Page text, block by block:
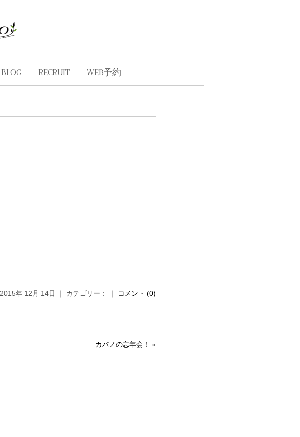
BLOG RECRUIT WEB予約
2015年 12月 14日 ｜ カテゴリー： ｜ コメント (0)
カバノの忘年会！ »